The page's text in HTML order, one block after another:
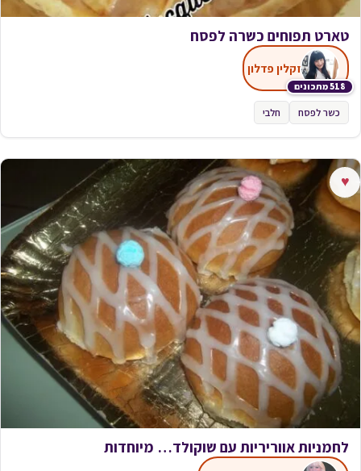
טארט תפוחים כשרה לפסח
518 מתכונים
זקלין פדלון
כשר לפסח חלבי
♥
לחמניות אווריריות עם שוקולד… מיוחדות